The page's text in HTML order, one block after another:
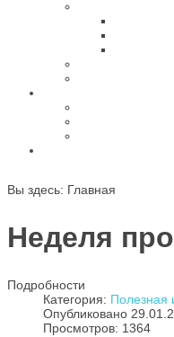
Вы здесь: Главная
Неделя
Подробности
Категория: Полезная
Опубликовано
Просмотров: 1364